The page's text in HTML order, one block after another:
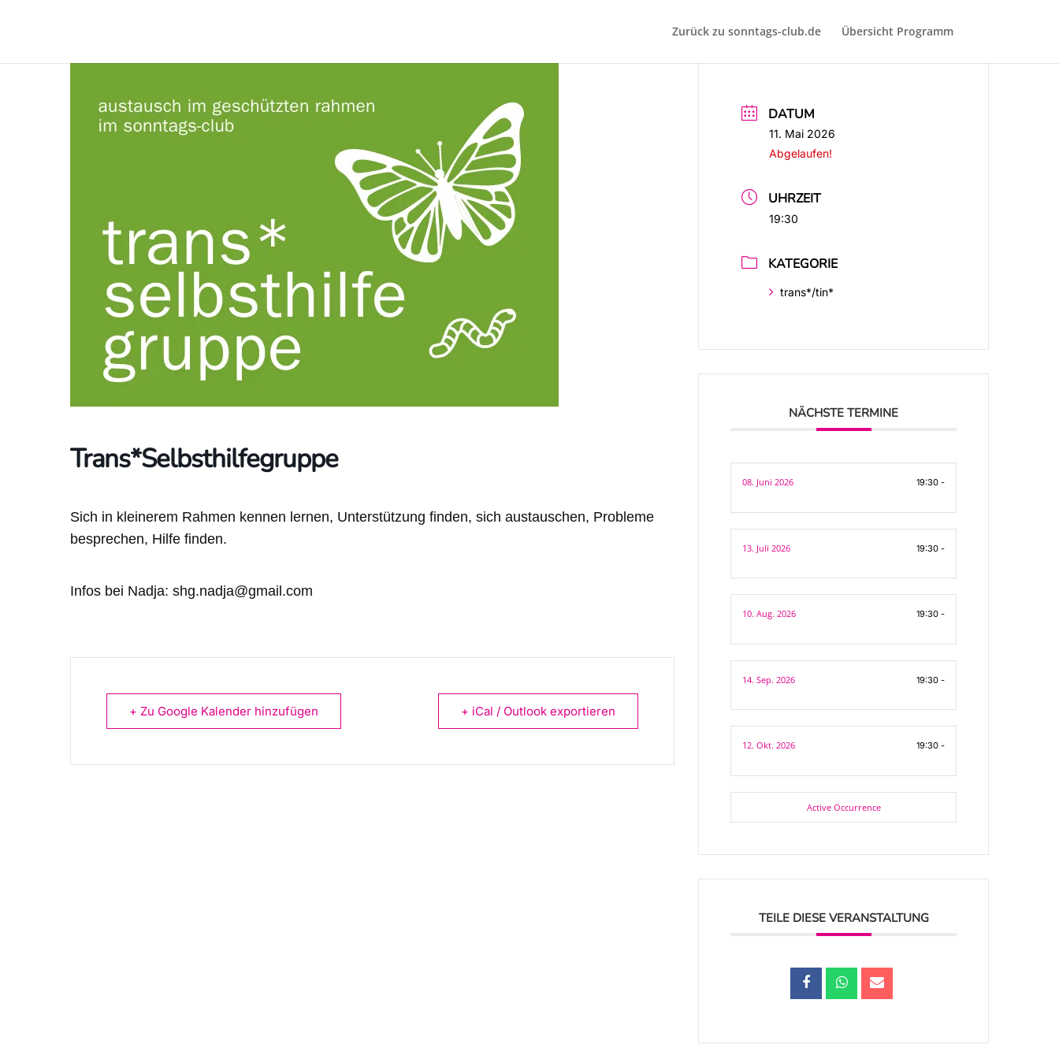
Zurück zu sonntags-club.de Übersicht Programm
Trans*Selbsthilfegruppe
Sich in kleinerem Rahmen kennen lernen, Unterstützung finden, sich austauschen, Probleme
besprechen, Hilfe finden.
Infos bei Nadja: shg.nadja@gmail.com
+ Zu Google Kalender hinzufügen + iCal / Outlook exportieren
DATUM
11. Mai 2026
Abgelaufen!
UHRZEIT
19:30
KATEGORIE
trans*/tin*
NÄCHSTE TERMINE
08. Juni 2026 19:30 -
13. Juli 2026 19:30 -
10. Aug. 2026 19:30 -
14. Sep. 2026 19:30 -
12. Okt. 2026 19:30 -
Active Occurrence
TEILE DIESE VERANSTALTUNG